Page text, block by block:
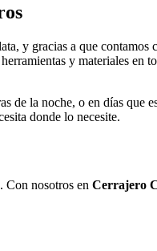
y gracias a que contamos
y materiales en
de la noche, o en días que
donde lo necesite.
Con nosotros enCerrajero